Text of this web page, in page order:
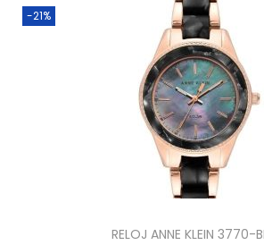
-21%
RELOJ ANNE KLEIN 3770-